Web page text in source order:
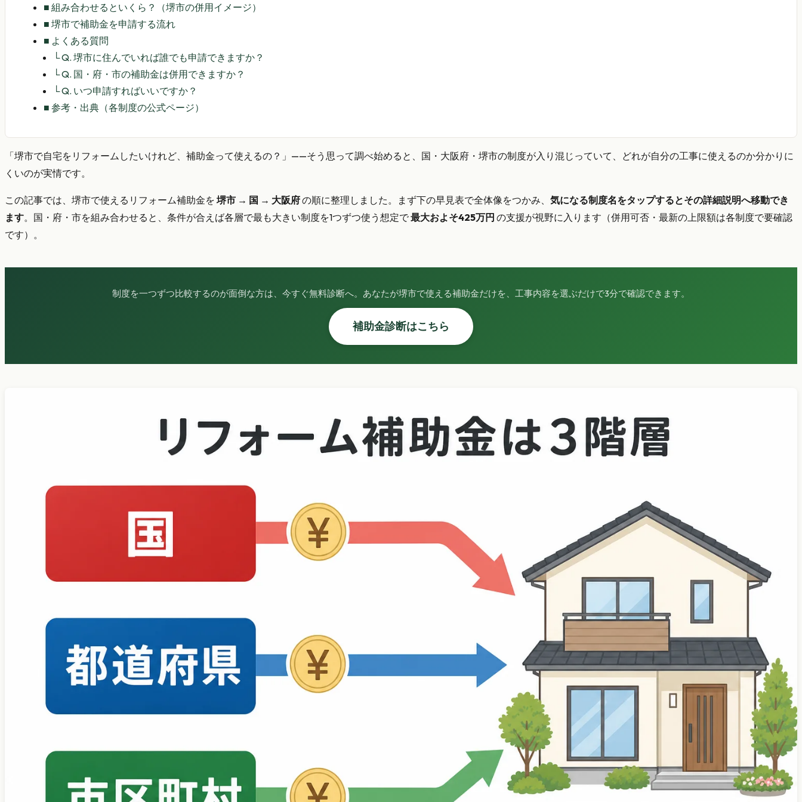
■ 組み合わせるといくら？（堺市の併用イメージ）
■ 堺市で補助金を申請する流れ
■ よくある質問
└Q. 堺市に住んでいれば誰でも申請できますか？
└Q. 国・府・市の補助金は併用できますか？
└Q. いつ申請すればいいですか？
■ 参考・出典（各制度の公式ページ）
「堺市で自宅をリフォームしたいけれど、補助金って使えるの？」——そう思って調べ始めると、国・大阪府・堺市の制度が入り混じっていて、どれが自分の工事に使えるのか分かりに
くいのが実情です。
この記事では、堺市で使えるリフォーム補助金を 堺市 → 国 → 大阪府の順に整理しました。まず下の早見表で全体像をつかみ、 気になる制度名をタップするとその詳細説明へ移動でき
ます。国・府・市を組み合わせると、条件が合えば各層で最も大きい制度を1つずつ使う想定で最大およそ425万円 の支援が視野に入ります（併用可否・最新の上限額は各制度で要確認
です）。
制度を一つずつ比較するのが面倒な方は、今すぐ無料診断へ。あなたが堺市で使える補助金だけを、工事内容を選ぶだけで3分で確認できます。
補助金診断はこちら